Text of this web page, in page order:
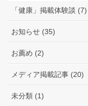
「健康」掲載体験談 (7)
お知らせ (35)
お薦め (2)
メディア掲載記事 (20)
未分類 (1)